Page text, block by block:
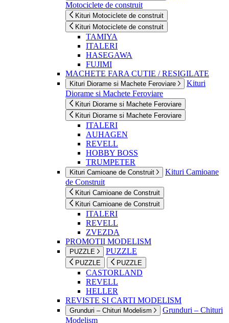
Motociclete de construit
Kituri Motociclete de construit
Kituri Motociclete de construit
TAMIYA
ITALERI
HASEGAWA
FUJIMI
MACHETE FARA CUTIE / RESIGILATE
Kituri Diorame si Machete Feroviare
Kituri
Diorame si Machete Feroviare
Kituri Diorame si Machete Feroviare
Kituri Diorame si Machete Feroviare
ITALERI
AUHAGEN
REVELL
HOBBY BOSS
TRUMPETER
Kituri Camioane de Construit
Kituri Camioane
de Construit
Kituri Camioane de Construit
Kituri Camioane de Construit
ITALERI
REVELL
ZVEZDA
PROMOTII MODELISM
PUZZLE PUZZLE
PUZZLE PUZZLE
CASTORLAND
REVELL
HELLER
REVISTE SI CARTI MODELISM
Grunduri – Chituri Modelism
Grunduri – Chituri
Modelism